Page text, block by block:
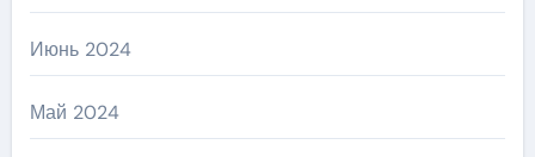
Июнь 2024
Май 2024